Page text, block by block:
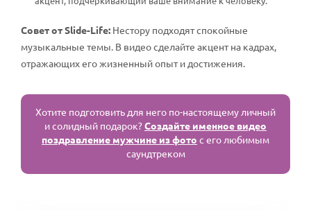
Совет от Slide-Life: Нестору подходят спокойные
музыкальные темы. В видео сделайте акцент на кадрах,
отражающих его жизненный опыт и достижения.
Хотите подготовить для него по-настоящему личный
и солидный подарок?Создайте именное видео
поздравление мужчине из фото с его любимым
саундтреком